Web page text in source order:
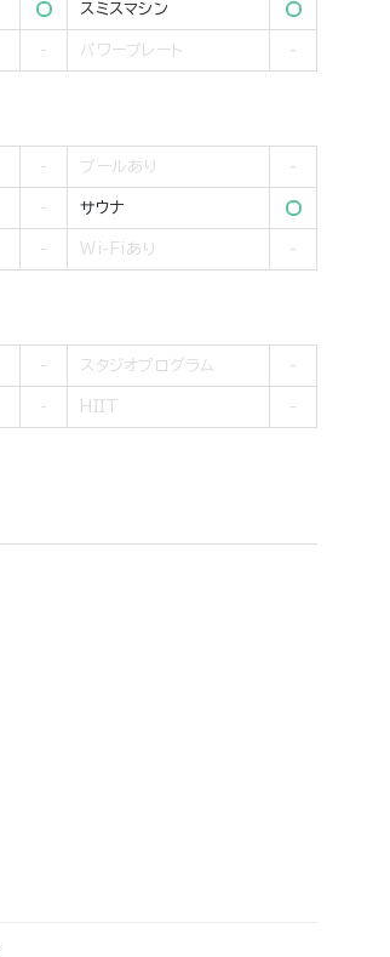
スミスマシン
パワープレート
プールあり
サウナ
Wi-Fiあり
スタジオプログラム
HIIT